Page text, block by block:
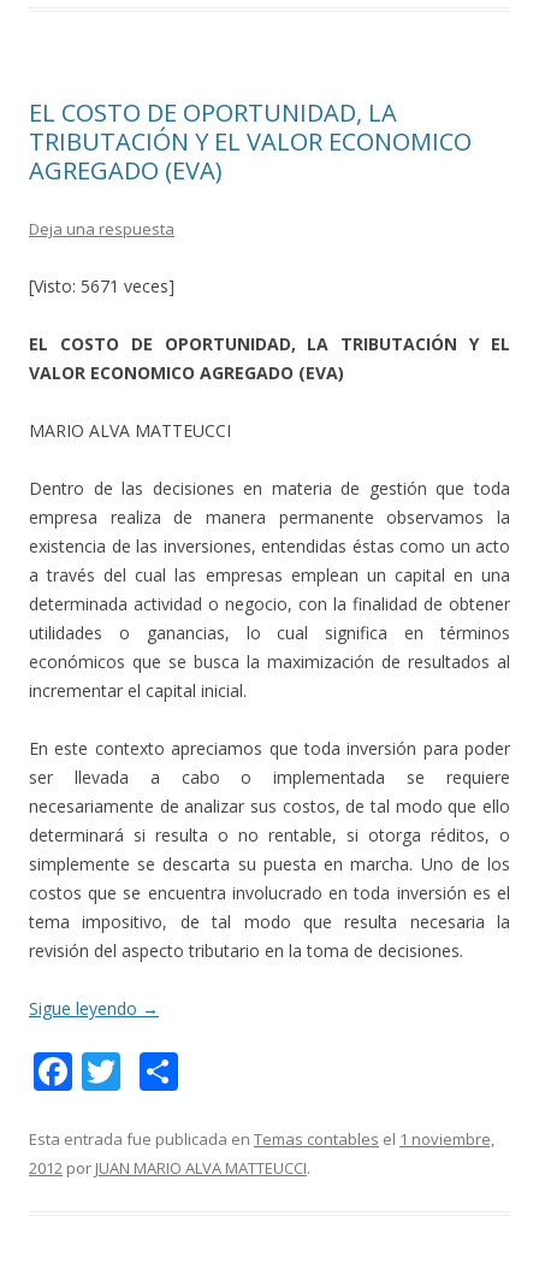
EL COSTO DE OPORTUNIDAD, LA
TRIBUTACIÓN Y EL VALOR ECONOMICO
AGREGADO (EVA)
Deja una respuesta
[Visto: 5671 veces]
EL COSTO DE OPORTUNIDAD, LA TRIBUTACIÓN Y EL
VALOR ECONOMICO AGREGADO (EVA)
MARIO ALVA MATTEUCCI
Dentro de las decisiones en materia de gestión que toda
empresa realiza de manera permanente observamos la
existencia de las inversiones, entendidas éstas como un acto
a través del cual las empresas emplean un capital en una
determinada actividad o negocio, con la finalidad de obtener
utilidades o ganancias, lo cual significa en términos
económicos que se busca la maximización de resultados al
incrementar el capital inicial.
En este contexto apreciamos que toda inversión para poder
ser llevada a cabo o implementada se requiere
necesariamente de analizar sus costos, de tal modo que ello
determinará si resulta o no rentable, si otorga réditos, o
simplemente se descarta su puesta en marcha. Uno de los
costos que se encuentra involucrado en toda inversión es el
tema impositivo, de tal modo que resulta necesaria la
revisión del aspecto tributario en la toma de decisiones.
Sigue leyendo →
F
e
b
T
itt
er
m
p
Esta entrada fue publicada en Temas contables el 1 noviembre,
2012 por JUAN MARIO ALVA MATTEUCCI.